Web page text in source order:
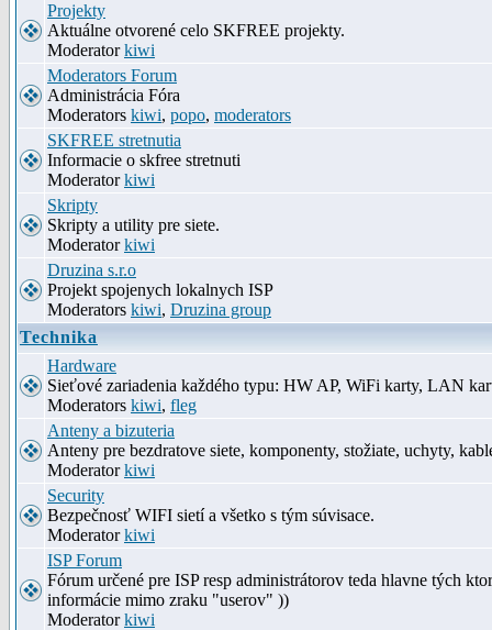
Projekty
Aktuálne otvorené celo SKFREE projekty.
Moderatorkiwi
Moderators Forum
Administrácia Fóra
Moderators kiwi, popo, moderators
SKFREE stretnutia
Informacie o skfree stretnuti
Moderatorkiwi
Skripty
Skripty a utility pre siete.
Moderatorkiwi
Druzina s.r.o
Projekt spojenych lokalnych ISP
Moderators kiwi, Druzina group
Technika
Hardware
Sieťové zariadenia každého typu: HW AP, WiFi karty, LAN
Moderators kiwi, fleg
Anteny a bizuteria
Anteny pre bezdratove siete, komponenty, stožiate, uchyty,
Moderatorkiwi
Security
Bezpečnosť WIFI sietí a všetko s tým súvisace.
Moderatorkiwi
ISP Forum
Fórum určené pre ISP resp administrátorov teda hlavne tých
informácie mimo zraku "userov" ))
Moderatorkiwi